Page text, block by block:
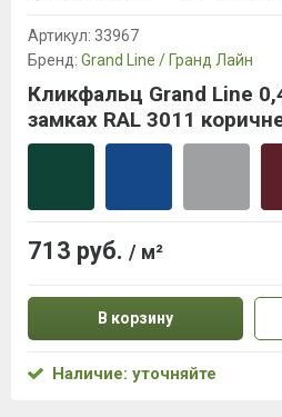
Артикул: 33967
Бренд: Grand Line / Гранд Лайн
Кликфальц Grand Line
замках RAL 3011
713 руб. / м²
В корзину
Наличие: уточняйте